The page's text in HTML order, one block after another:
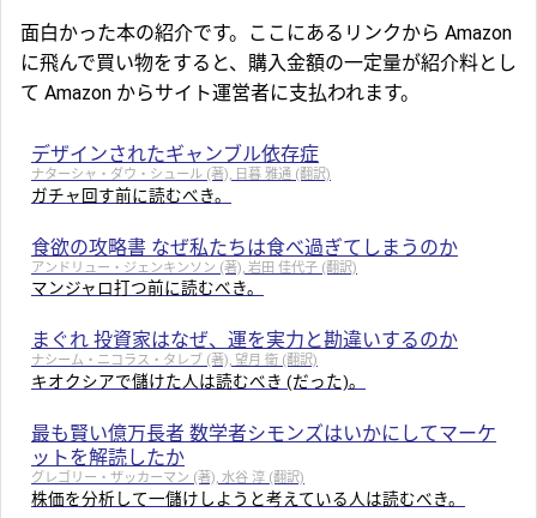
面白かった本の紹介です。ここにあるリンクから Amazon
に飛んで買い物をすると、購入金額の一定量が紹介料とし
て Amazon からサイト運営者に支払われます。
デザインされたギャンブル依存症
ナターシャ・ダウ・シュール (著), 日暮 雅通 (翻訳)
ガチャ回す前に読むべき。
食欲の攻略書 なぜ私たちは食べ過ぎてしまうのか
アンドリュー・ジェンキンソン (著), 岩田 佳代子 (翻訳)
マンジャロ打つ前に読むべき。
まぐれ 投資家はなぜ、運を実力と勘違いするのか
ナシーム・ニコラス・タレブ (著), 望月 衛 (翻訳)
キオクシアで儲けた人は読むべき (だった)。
最も賢い億万長者 数学者シモンズはいかにしてマーケ
ットを解読したか
グレゴリー・ザッカーマン (著), 水谷 淳 (翻訳)
株価を分析して一儲けしようと考えている人は読むべき。